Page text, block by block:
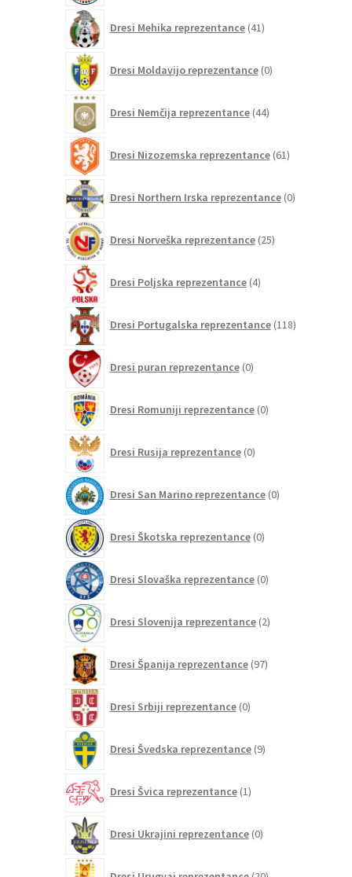
Dresi Mehika reprezentance 41izdelkov
Dresi Moldavijo reprezentance 0izdelkov
Dresi Nemčija reprezentance 44izdelkov
Dresi Nizozemska reprezentance 61izdelkov
Dresi Northern Irska reprezentance 0izdelkov
Dresi Norveška reprezentance 25izdelkov
Dresi Poljska reprezentance 4izdelki
Dresi Portugalska reprezentance 118izdelkov
Dresi puran reprezentance 0izdelkov
Dresi Romuniji reprezentance 0izdelkov
Dresi Rusija reprezentance 0izdelkov
Dresi San Marino reprezentance 0izdelkov
Dresi Škotska reprezentance 0izdelkov
Dresi Slovaška reprezentance 0izdelkov
Dresi Slovenija reprezentance 2izdelka
Dresi Španija reprezentance 97izdelkov
Dresi Srbiji reprezentance 0izdelkov
Dresi Švedska reprezentance 9izdelkov
Dresi Švica reprezentance 1izdelek
Dresi Ukrajini reprezentance 0izdelkov